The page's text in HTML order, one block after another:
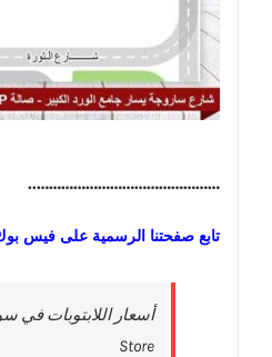
………………………………………..
تابع صفحتنا الرسمية على فيس
Store‎